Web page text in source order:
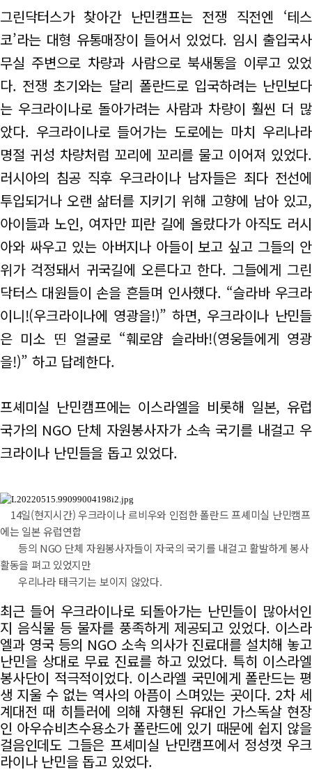
그린닥터스가 찾아간 난민캠프는 전쟁 직전엔 ‘테스
코’라는 대형 유통매장이 들어서 있었다. 임시 출입국사
무실 주변으로 차량과 사람으로 북새통을 이루고 있었
다. 전쟁 초기와는 달리 폴란드로 입국하려는 난민보다
는 우크라이나로 돌아가려는 사람과 차량이 훨씬 더 많
았다. 우크라이나로 들어가는 도로에는 마치 우리나라
명절 귀성 차량처럼 꼬리에 꼬리를 물고 이어져 있었다.
러시아의 침공 직후 우크라이나 남자들은 죄다 전선에
투입되거나 오랜 삶터를 지키기 위해 고향에 남아 있고,
아이들과 노인, 여자만 피란 길에 올랐다가 아직도 러시
아와 싸우고 있는 아버지나 아들이 보고 싶고 그들의 안
위가 걱정돼서 귀국길에 오른다고 한다. 그들에게 그린
닥터스 대원들이 손을 흔들며 인사했다. “슬라바 우크라
이니!(우크라이나에 영광을!)” 하면, 우크라이나 난민들
은 미소 띤 얼굴로 “훼로얌 슬라바!(영웅들에게 영광
을!)” 하고 답례한다.
프셰미실 난민캠프에는 이스라엘을 비롯해 일본, 유럽
국가의 NGO 단체 자원봉사자가 소속 국기를 내걸고 우
크라이나 난민들을 돕고 있었다.
14일(현지시간) 우크라이나 르비우와 인접한 폴란드 프셰미실 난민캠프
에는 일본 유럽연합
등의 NGO 단체 자원봉사자들이 자국의 국기를 내걸고 활발하게 봉사
활동을 펴고 있었지만
우리나라 태극기는 보이지 않았다.
최근 들어 우크라이나로 되돌아가는 난민들이 많아서인
지 음식물 등 물자를 풍족하게 제공되고 있었다. 이스라
엘과 영국 등의 NGO 소속 의사가 진료대를 설치해 놓고
난민을 상대로 무료 진료를 하고 있었다. 특히 이스라엘
봉사단이 적극적이었다. 이스라엘 국민에게 폴란드는 평
생 지울 수 없는 역사의 아픔이 스며있는 곳이다. 2차 세
계대전 때 히틀러에 의해 자행된 유대인 가스독살 현장
인 아우슈비츠수용소가 폴란드에 있기 때문에 쉽지 않을
걸음인데도 그들은 프셰미실 난민캠프에서 정성껏 우크
라이나 난민을 돕고 있었다.